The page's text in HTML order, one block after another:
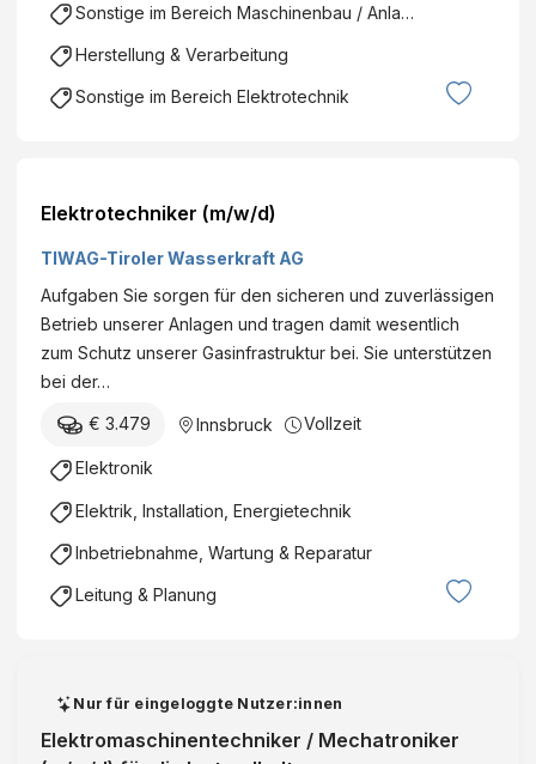
Sonstige im Bereich Maschinenbau / Anlagenbau
Herstellung & Verarbeitung
Sonstige im Bereich Elektrotechnik
Elektrotechniker (m/w/d)
TIWAG-Tiroler Wasserkraft AG
Aufgaben Sie sorgen für den sicheren und zuverlässigen
Betrieb unserer Anlagen und tragen damit wesentlich
zum Schutz unserer Gasinfrastruktur bei. Sie unterstützen
bei der…
€ 3.479 Innsbruck Vollzeit
Elektronik
Elektrik, Installation, Energietechnik
Inbetriebnahme, Wartung & Reparatur
Leitung & Planung
Nur für eingeloggte Nutzer:innen
Elektromaschinentechniker / Mechatroniker